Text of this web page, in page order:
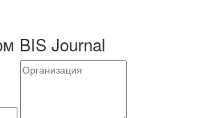
BIS Journal